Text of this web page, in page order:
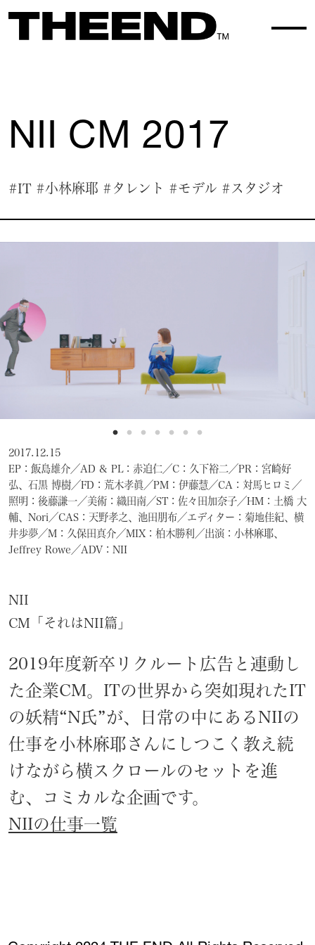
NEWS
May, 01, 2026
Apr, 20, 2026
THE ENDは、移転しました。
MAP
Mar, 10, 2026
more...
WORK 046
NII CM 2017
#IT #小林麻耶 #タレント #モデル #スタジオ
NII
CM「それはNII篇」
2019年度新卒リクルート広告と連動し
た企業CM。ITの世界から突如現れたIT
の妖精“N氏”が、日常の中にあるNIIの
仕事を小林麻耶さんにしつこく教え続
けながら横スクロールのセットを進
む、コミカルな企画です。
NIIの仕事一覧
2017.12.15
EP：飯島雄介／AD & PL：赤迫仁／C：久下裕二／PR：宮崎好
弘、石黒 博樹／FD：荒木孝眞／PM：伊藤慧／CA：対馬ヒロミ／
照明：後藤謙一／美術：織田南／ST：佐々田加奈子／HM：土橋 大
輔、Nori／CAS：天野孝之、池田朋布／エディター：菊地佳紀、横
井歩夢／M：久保田真介／MIX：柏木勝利／出演：小林麻耶、
Jeffrey Rowe／ADV：NII